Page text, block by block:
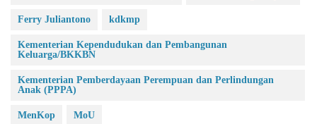
Ferry Juliantono kdkmp
Kementerian Kependudukan dan Pembangunan
Keluarga/BKKBN
Kementerian Pemberdayaan Perempuan dan Perlindungan
Anak (PPPA)
MenKop MoU